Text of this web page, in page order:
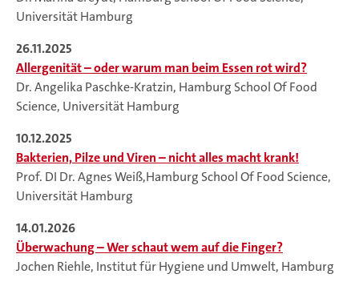
Universität Hamburg
26.11.2025
Allergenität – oder warum man beim Essen rot wird?
Dr. Angelika Paschke-Kratzin, Hamburg School Of Food
Science, Universität Hamburg
10.12.2025
Bakterien, Pilze und Viren – nicht alles macht krank!
Prof. DI Dr. Agnes Weiß,Hamburg School Of Food Science,
Universität Hamburg
14.01.2026
Überwachung – Wer schaut wem auf die Finger?
Jochen Riehle, Institut für Hygiene und Umwelt, Hamburg